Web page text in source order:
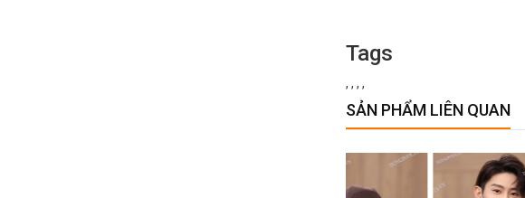
Tags
, , , ,
SẢN PHẨM LIÊN QUAN